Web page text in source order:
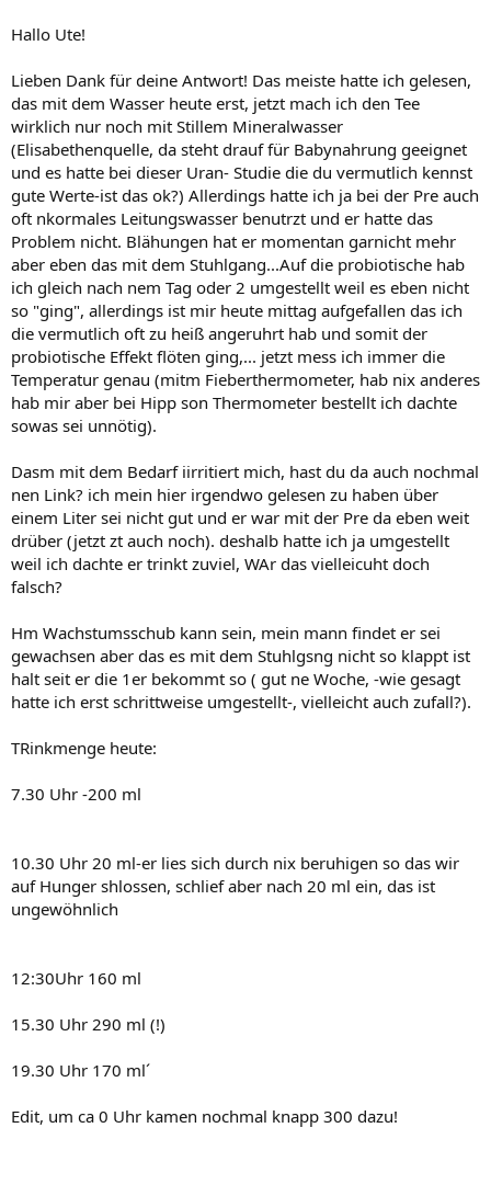
Hallo Ute!
Lieben Dank für deine Antwort! Das meiste hatte ich gelesen,
das mit dem Wasser heute erst, jetzt mach ich den Tee
wirklich nur noch mit Stillem Mineralwasser
(Elisabethenquelle, da steht drauf für Babynahrung geeignet
und es hatte bei dieser Uran- Studie die du vermutlich kennst
gute Werte-ist das ok?) Allerdings hatte ich ja bei der Pre auch
oft nkormales Leitungswasser benutrzt und er hatte das
Problem nicht. Blähungen hat er momentan garnicht mehr
aber eben das mit dem Stuhlgang...Auf die probiotische hab
ich gleich nach nem Tag oder 2 umgestellt weil es eben nicht
so "ging", allerdings ist mir heute mittag aufgefallen das ich
die vermutlich oft zu heiß angeruhrt hab und somit der
probiotische Effekt flöten ging,... jetzt mess ich immer die
Temperatur genau (mitm Fieberthermometer, hab nix anderes
hab mir aber bei Hipp son Thermometer bestellt ich dachte
sowas sei unnötig).
Dasm mit dem Bedarf iirritiert mich, hast du da auch nochmal
nen Link? ich mein hier irgendwo gelesen zu haben über
einem Liter sei nicht gut und er war mit der Pre da eben weit
drüber (jetzt zt auch noch). deshalb hatte ich ja umgestellt
weil ich dachte er trinkt zuviel, WAr das vielleicuht doch
falsch?
Hm Wachstumsschub kann sein, mein mann findet er sei
gewachsen aber das es mit dem Stuhlgsng nicht so klappt ist
halt seit er die 1er bekommt so ( gut ne Woche, -wie gesagt
hatte ich erst schrittweise umgestellt-, vielleicht auch zufall?).
TRinkmenge heute:
7.30 Uhr -200 ml
10.30 Uhr 20 ml-er lies sich durch nix beruhigen so das wir
auf Hunger shlossen, schlief aber nach 20 ml ein, das ist
ungewöhnlich
12:30Uhr 160 ml
15.30 Uhr 290 ml (!)
19.30 Uhr 170 ml´
Edit, um ca 0 Uhr kamen nochmal knapp 300 dazu!